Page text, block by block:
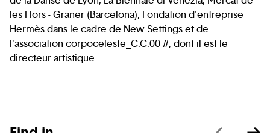
les Flors - Graner (Barcelona), Fondation d'entreprise
Hermès dans le cadre de New Settings et de
l'association corpoceleste_C.C.00 #, dont il est le
directeur artistique.